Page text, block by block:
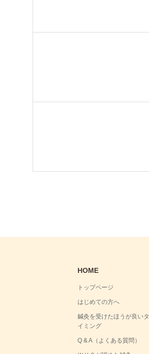
HOME
トップページ
はじめての方へ
鍼灸を受けたほうが良いタ
イミング
Q & A（よくある質問）